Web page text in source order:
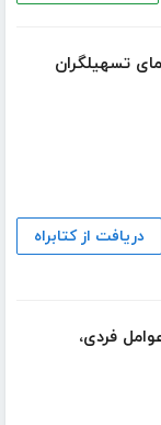
تسهیلگران
دریافت از کتابراه
فردی،